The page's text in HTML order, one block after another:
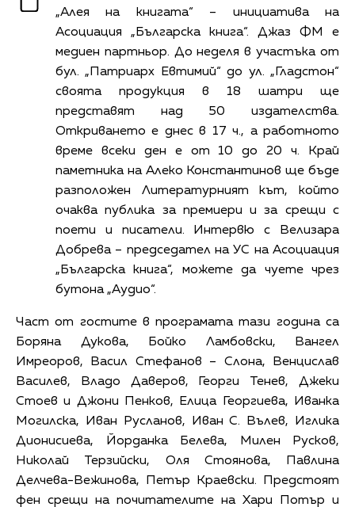
„Алея на книгата“ – инициатива на
Асоциация „Българска книга“. Джаз ФМ е
медиен партньор. До неделя в участъка от
бул. „Патриарх Евтимий“ до ул. „Гладстон“
своята продукция в 18 шатри ще
представят над 50 издателства.
Откриването е днес в 17 ч., а работното
време всеки ден е от 10 до 20 ч. Край
паметника на Алеко Константинов ще бъде
разположен Литературният кът, който
очаква публика за премиери и за срещи с
поети и писатели. Интервю с Велизара
Добрева – председател на УС на Асоциация
„Българска книга“, можете да чуете чрез
бутона „Аудио“.
Част от гостите в програмата тази година са
Боряна Дукова, Бойко Ламбовски, Вангел
Имреоров, Васил Стефанов – Слона, Венцислав
Василев, Владо Даверов, Георги Тенев, Джеки
Стоев и Джони Пенков, Елица Георгиева, Иванка
Могилска, Иван Русланов, Иван С. Вълев, Иглика
Дионисиева, Йорданка Белева, Милен Русков,
Николай Терзийски, Оля Стоянова, Павлина
Делчева-Вежинова, Петър Краевски. Предстоят
фен срещи на почитателите на Хари Потър и